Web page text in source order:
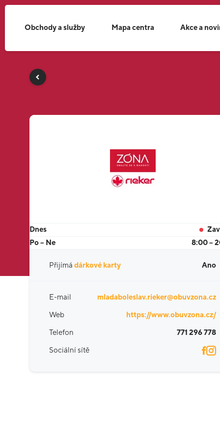
Obchody a služby Mapa centra Akce a
Dnes
Po – Ne
8:00 –
Přijímá dárkové karty Ano
E-mail
mladaboleslav.rieker@obuvzona.cz
Web
https://www.obuvzona.cz/
Telefon
771 296 778
Sociální sítě